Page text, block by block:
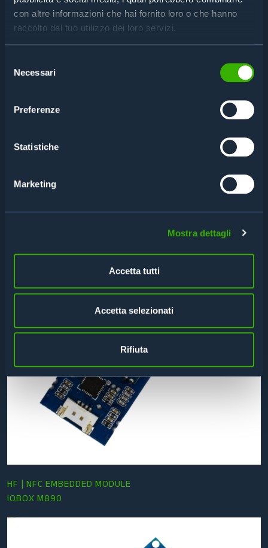
con altre informazioni che hai fornito loro o che hanno
raccolto dal tuo utilizzo dei loro servizi.
delNecessari
Preferenze
Statistiche
Marketing
Mostra dettagli
Accetta tutti
Accetta selezionati
Rifiuta
HF | NFC EMBEDDED MODULE
HF | NFC EMBEDDED MODULE
IQBOX M890